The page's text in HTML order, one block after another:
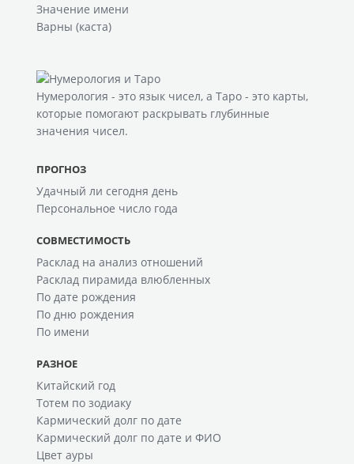
Значение имени
Варны (каста)
Нумерология - это язык чисел, а Таро - это карты,
которые помогают раскрывать глубинные
значения чисел.
ПРОГНОЗ
Удачный ли сегодня день
Персональное число года
СОВМЕСТИМОСТЬ
Расклад на анализ отношений
Расклад пирамида влюбленных
По дате рождения
По дню рождения
По имени
РАЗНОЕ
Китайский год
Тотем по зодиаку
Кармический долг по дате
Кармический долг по дате и ФИО
Цвет ауры